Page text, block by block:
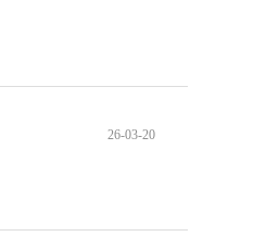
26-03-20